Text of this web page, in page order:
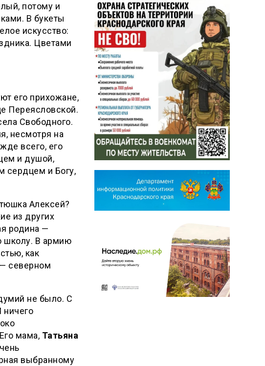
потому и
В букеты
искусство:
Цветами
его прихожане,
Переясловской.
Свободного.
несмотря на
всего, его
и душой,
сердцем и Богу,
Алексей?
из других
родина —
школу. В армию
как
северном
не было. С
ничего
мама, Татьяна
выбранному